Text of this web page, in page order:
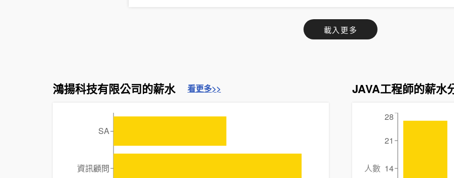
載入更多
鴻揚科技有限公司的薪水 看更多>>
SA
資訊顧問
JAVA工程師的薪水
14
21
28
人數